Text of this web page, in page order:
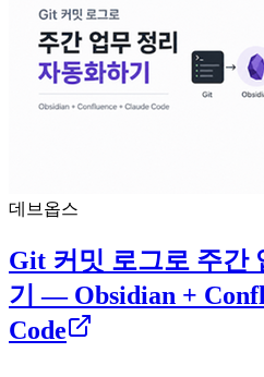
데브옵스
Git 커밋 로그로 주간
기 — Obsidian +
Code